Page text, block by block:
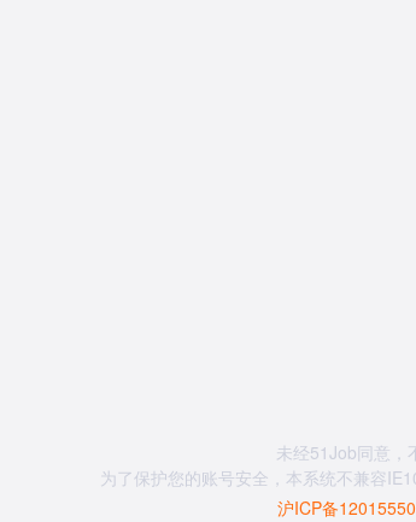
未经51Job同意，
为了保护您的账号安全，本系统不兼容
沪ICP备